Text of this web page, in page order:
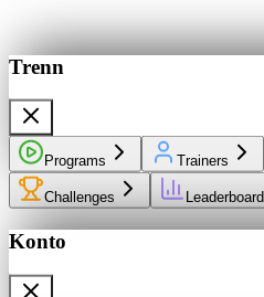
Trenn
Programs Trainers
Challenges Leaderboard
Konto